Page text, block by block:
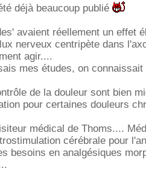
déjà beaucoup publié
avaient réellement un effet
nerveux centripète dans
agir....
mes études, on
de la douleur sont bien
pour certaines douleurs
médical de Thoms....
cérébrale pour
besoins en analgésiques